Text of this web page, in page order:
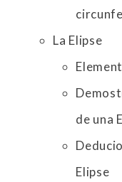
La Elipse
de una
Elipse